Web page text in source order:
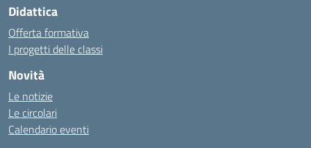
Didattica
Offerta formativa
I progetti delle classi
Novità
Le notizie
Le circolari
Calendario eventi